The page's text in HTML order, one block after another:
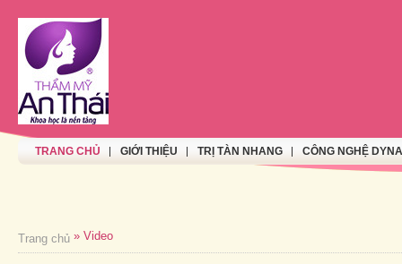
TRANG CHỦ GIỚI THIỆU TRỊ TÀN NHANG CÔNG NGHỆ
Trang chủ » Video